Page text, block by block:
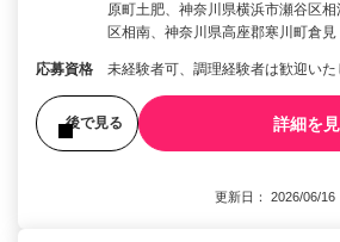
原町土肥、神奈川県横浜市瀬谷区
区相南、神奈川県高座郡寒川町倉見
応募資格 未経験者可、調理経験者は歓迎いた
後で見る 詳細を
更新日： 2026/06/